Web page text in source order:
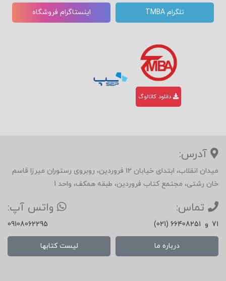
تلگرام TMBA اینستاگرام فروشگاه
دانلود کاتالوگ
آدرس:
میدان انقلاب، ابتدای خیابان 12 فروردین، روبروی رستوران میرزا قاسم
خان رشتی، مجتمع کتاب فروردین، طبقه همکف، واحد 1
تماس:
(021) 66408251 و 71
واتس آپ:
09108062295
درباره ما لیست کتابها